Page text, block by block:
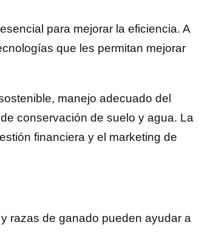
para mejorar la eficiencia. A
que les permitan mejorar
manejo adecuado del
conservación de suelo y agua. La
financiera y el marketing de
razas de ganado pueden ayudar a